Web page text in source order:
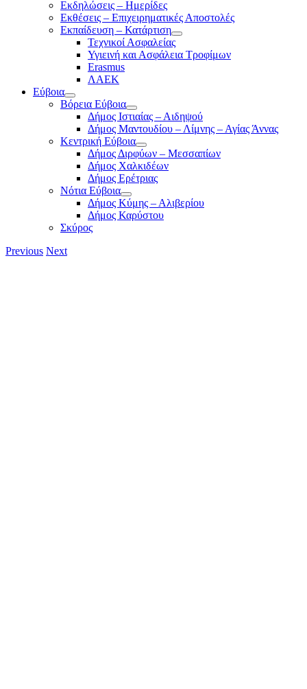
Εκδηλώσεις – Ημερίδες
Εκθέσεις – Επιχειρηματικές Αποστολές
Εκπαίδευση – Κατάρτιση
Τεχνικοί Ασφαλείας
Υγιεινή και Ασφάλεια Τροφίμων
Erasmus
ΛΑΕΚ
Εύβοια
Βόρεια Εύβοια
Δήμος Ιστιαίας – Αιδηψού
Δήμος Μαντουδίου – Λίμνης – Αγίας Άννας
Κεντρική Εύβοια
Δήμος Διρφύων – Μεσσαπίων
Δήμος Χαλκιδέων
Δήμος Ερέτριας
Νότια Εύβοια
Δήμος Κύμης – Αλιβερίου
Δήμος Καρύστου
Σκύρος
Previous Next